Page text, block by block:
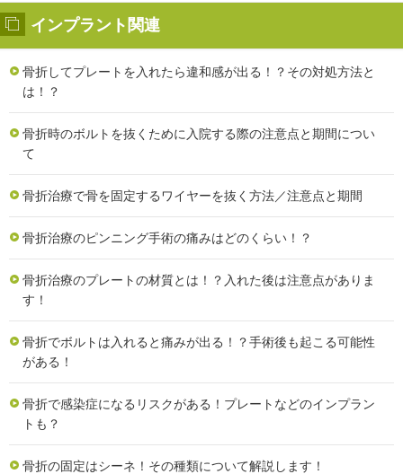
インプラント関連
骨折してプレートを入れたら違和感が出る！？その対処方法と
は！？
骨折時のボルトを抜くために入院する際の注意点と期間につい
て
骨折治療で骨を固定するワイヤーを抜く方法／注意点と期間
骨折治療のピンニング手術の痛みはどのくらい！？
骨折治療のプレートの材質とは！？入れた後は注意点がありま
す！
骨折でボルトは入れると痛みが出る！？手術後も起こる可能性
がある！
骨折で感染症になるリスクがある！プレートなどのインプラン
トも？
骨折の固定はシーネ！その種類について解説します！